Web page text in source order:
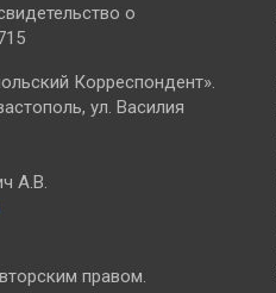
о
Корреспондент».
ул. Василия
А.В.
правом.